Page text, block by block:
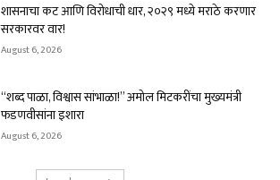
शासनाचा कट आणि विरोधाची धार, २०२९ मध्ये मराठे करणार
सरकारवर वार!
August 6, 2026
“शब्द पाळा, विश्वास सांभाळा!” अमोल मिटकरींचा मुख्यमंत्री
फडणवीसांना इशारा
August 6, 2026